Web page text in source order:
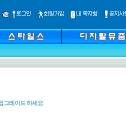
그레이드 하세요.